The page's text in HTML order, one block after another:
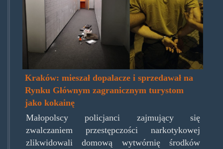
Kraków: mieszał dopalacze i sprzedawał na
Rynku Głównym zagranicznym turystom
jako kokainę
Małopolscy policjanci zajmujący się
zwalczaniem przestępczości narkotykowej
zlikwidowali domową wytwórnię środków